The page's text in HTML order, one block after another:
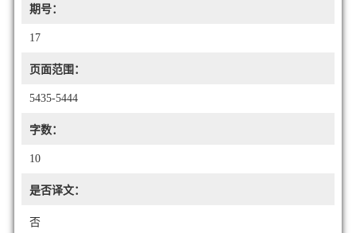
期号：
17
页面范围：
5435-5444
字数：
10
是否译文：
否